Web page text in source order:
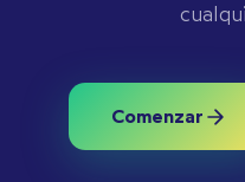
Comenzar